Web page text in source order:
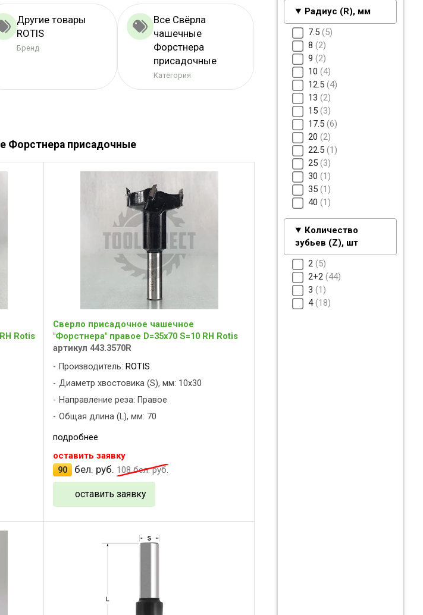
Радиус (R), мм
7.5 5
8 2
9 2
10 4
12.5 4
13 2
15 3
17.5 6
20 2
22.5 1
25 3
30 1
35 1
40 1
Количество
зубьев (Z), шт
2 5
2+2 44
3 1
4 18
Другие товары
ROTIS
Бренд
Все Свёрла
чашечные
Форстнера
присадочные
Категория
Форстнера присадочные
Rotis
Сверло присадочное чашечное
"Форстнера" правое D=35x70 S=10 RH Rotis
артикул 443.3570R
Производитель: ROTIS
Диаметр хвостовика (S), мм: 10x30
Направление реза: Правое
Общая длина (L), мм: 70
подробнее
оставить заявку
90
бел. руб. 108бел. руб.
оставить заявку